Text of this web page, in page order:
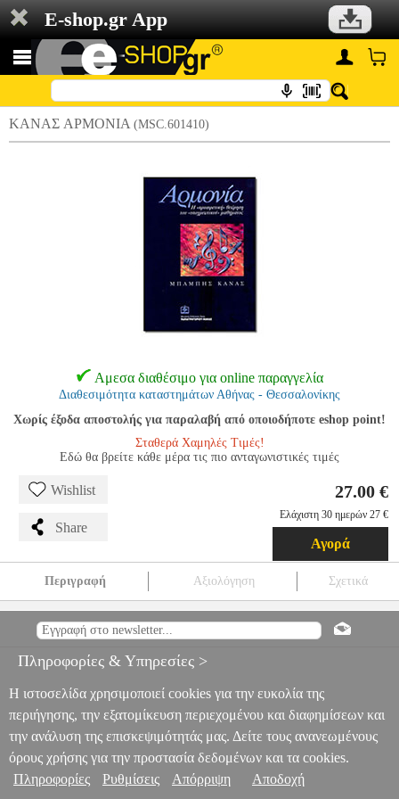
E-shop.gr App
KΑΝΑΣ AΡΜΟΝΙΑ (MSC.601410)
Αμεσα διαθέσιμο για online παραγγελία
Διαθεσιμότητα καταστημάτων Αθήνας - Θεσσαλονίκης
Χωρίς έξοδα αποστολής για παραλαβή από οποιοδήποτε eshop point!
Σταθερά Χαμηλές Τιμές!
Εδώ θα βρείτε κάθε μέρα τις πιο ανταγωνιστικές τιμές
Wishlist
Share
27.00 €
Ελάχιστη 30 ημερών 27 €
Αγορά
Περιγραφή Αξιολόγηση Σχετικά
ΒΙΒΛΙΑ ΘΕΩΡΗΤΙΚΑ
KΑΝΑΣ AΡΜΟΝΙΑ
Πληροφορίες & Υπηρεσίες >
Η ιστοσελίδα χρησιμοποιεί cookies για την ευκολία της
περιήγησης, την εξατομίκευση περιεχομένου και διαφημίσεων και
την ανάλυση της επισκεψιμότητάς μας. Δείτε τους ανανεωμένους
όρους χρήσης για την προστασία δεδομένων και τα cookies.
Πληροφορίες
Ρυθμίσεις Απόρριψη Αποδοχή